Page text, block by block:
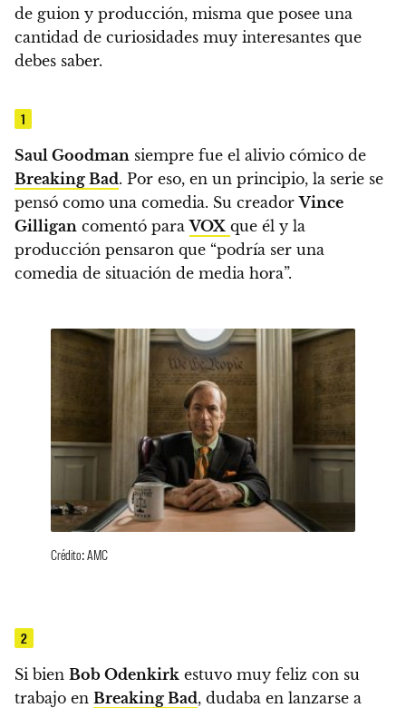
de guion y producción, misma que posee una
cantidad de curiosidades muy interesantes que
debes saber.
1
Saul Goodman siempre fue el alivio cómico de
Breaking Bad. Por eso, en un principio, la serie se
pensó como una comedia. Su creadorVince
Gilligan comentó paraVOX que él y la
producción pensaron que “podría ser una
comedia de situación de media hora”.
Crédito: AMC
2
Si bien Bob Odenkirk estuvo muy feliz con su
trabajo en Breaking Bad, dudaba en lanzarse a